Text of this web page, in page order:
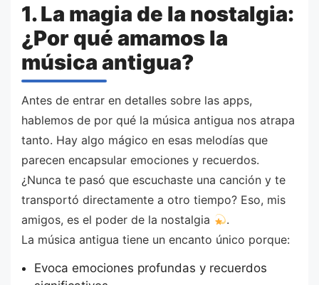
1. La magia de la nostalgia:
¿Por qué amamos la
música antigua?
Antes de entrar en detalles sobre las apps,
hablemos de por qué la música antigua nos atrapa
tanto. Hay algo mágico en esas melodías que
parecen encapsular emociones y recuerdos.
¿Nunca te pasó que escuchaste una canción y te
transportó directamente a otro tiempo? Eso, mis
amigos, es el poder de la nostalgia
.
La música antigua tiene un encanto único porque:
Evoca emociones profundas y recuerdos